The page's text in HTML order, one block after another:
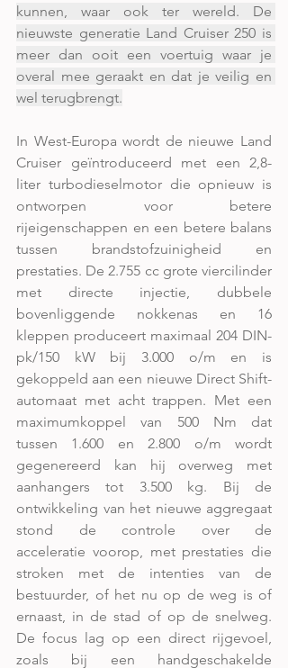
kunnen, waar ook ter wereld. De
nieuwste generatie Land Cruiser 250 is
meer dan ooit een voertuig waar je
overal mee geraakt en dat je veilig en
wel terugbrengt.
In West-Europa wordt de nieuwe Land
Cruiser geïntroduceerd met een 2,8-
liter turbodieselmotor die opnieuw is
ontworpen voor betere
rijeigenschappen en een betere balans
tussen brandstofzuinigheid en
prestaties. De 2.755 cc grote viercilinder
met directe injectie, dubbele
bovenliggende nokkenas en 16
kleppen produceert maximaal 204 DIN-
pk/150 kW bij 3.000 o/m en is
gekoppeld aan een nieuwe Direct Shift-
automaat met acht trappen. Met een
maximumkoppel van 500 Nm dat
tussen 1.600 en 2.800 o/m wordt
gegenereerd kan hij overweg met
aanhangers tot 3.500 kg. Bij de
ontwikkeling van het nieuwe aggregaat
stond de controle over de
acceleratie voorop, met prestaties die
stroken met de intenties van de
bestuurder, of het nu op de weg is of
ernaast, in de stad of op de snelweg.
De focus lag op een direct rijgevoel,
zoals bij een handgeschakelde